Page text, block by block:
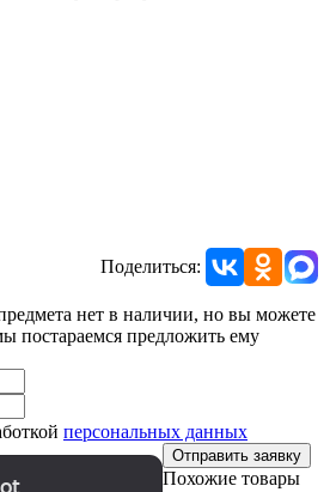
Поделиться:
нет в наличии, но вы можете
постараемся предложить ему
персональных данных
Отправить заявку
Похожие товары